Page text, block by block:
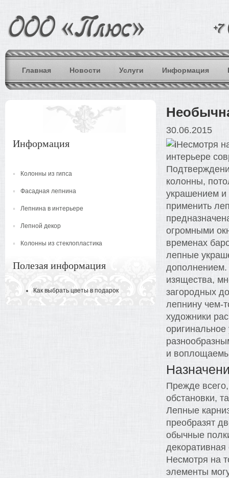
Главная Новости Услуги Информация
Информация
Колонны из гипса
Фасадная лепнина
Лепнина в интерьере
Лепной декор
Колонны из стеклопластика
Полезая информация
Как выбрать цветы в подарок
30.06.2015
Несмотря
интерьере
колонны,
украшением и
применить
огромными
временах
лепные
дополнением.
изящества,
загородных
лепнину чем-
художники
и
Прежде
обстановки,
Лепные
преобразят
обычные
Несмотря на
элементы